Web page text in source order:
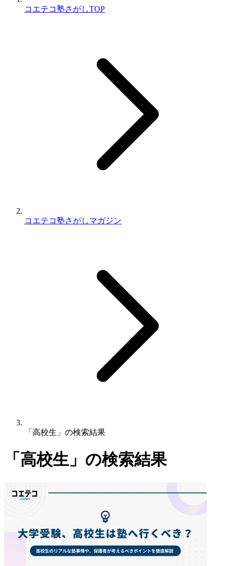
コエテコ塾さがしTOP
コエテコ塾さがしマガジン
「高校生」の検索結果
「高校生」の検索結果